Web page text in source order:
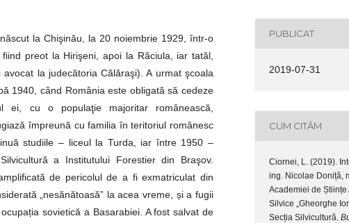
la Chişinău, la 20 noiembrie 1929, într-o
preot la Hirişeni, apoi la Răciula, iar tatăl,
la judecătoria Călăraşi). A urmat şcoala
1940, când România este obligată să cedeze
ei, cu o populaţie majoritar românească,
împreună cu familia în teritoriul românesc
studiile – liceul la Turda, iar între 1950 –
a Institutului Forestier din Braşov.
de pericolul de a fi exmatriculat din
„nesănătoasă” la acea vreme, și a fugii
sovietică a Basarabiei. A fost salvat de
PUBLICAT
2019-07-31
CUM CITĂM
Ciornei, L. (2019).
ing. Nicolae Doniță,
Academiei de Științe
Silvice „Gheorghe
Secția Silvicultură.